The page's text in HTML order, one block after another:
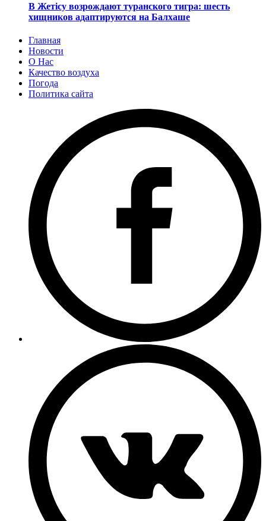
В Жетісу возрождают туранского тигра: шесть
хищников адаптируются на Балхаше
Главная
Новости
О Нас
Качество воздуха
Погода
Политика сайта